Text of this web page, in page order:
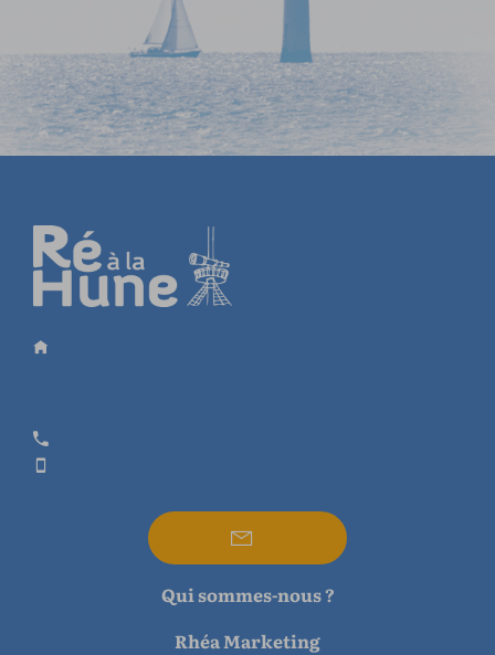
Qui sommes-nous ?
Rhéa Marketing